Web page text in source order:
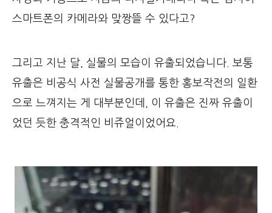
스마트폰의 카메라와 맞짱뜰 수 있다고?
그리고 지난 달, 실물의 모습이 유출되었습니다. 보통
유출은 비공식 사전 실물공개를 통한 홍보작전의 일환
으로 느껴지는 게 대부분인데, 이 유출은 진짜 유출이
었던 듯한 충격적인 비쥬얼이었어요.